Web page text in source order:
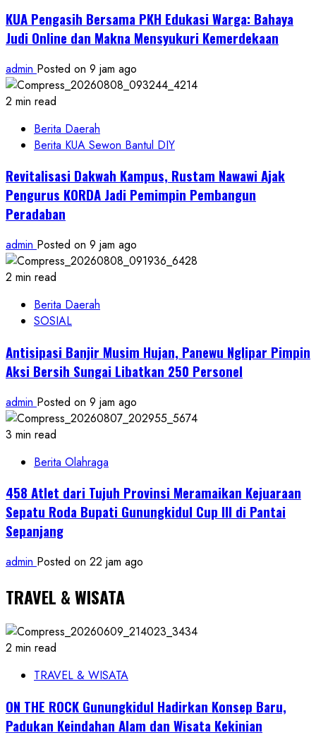
KUA Pengasih Bersama PKH Edukasi Warga: Bahaya
Judi Online dan Makna Mensyukuri Kemerdekaan
admin Posted on 9 jam ago
2 min read
Berita Daerah
Berita KUA Sewon Bantul DIY
Revitalisasi Dakwah Kampus, Rustam Nawawi Ajak
Pengurus KORDA Jadi Pemimpin Pembangun
Peradaban
admin Posted on 9 jam ago
2 min read
Berita Daerah
SOSIAL
Antisipasi Banjir Musim Hujan, Panewu Nglipar Pimpin
Aksi Bersih Sungai Libatkan 250 Personel
admin Posted on 9 jam ago
3 min read
Berita Olahraga
458 Atlet dari Tujuh Provinsi Meramaikan Kejuaraan
Sepatu Roda Bupati Gunungkidul Cup III di Pantai
Sepanjang
admin Posted on 22 jam ago
TRAVEL & WISATA
2 min read
TRAVEL & WISATA
ON THE ROCK Gunungkidul Hadirkan Konsep Baru,
Padukan Keindahan Alam dan Wisata Kekinian